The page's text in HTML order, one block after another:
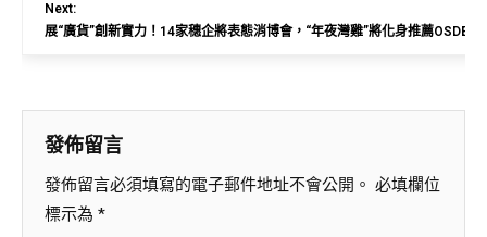
Next:
展“廣貨”創新實力！14家穗企將表態消博會，“年夜灣雞”將化身推薦OSDER
發佈留言
發佈留言必須填寫的電子郵件地址不會公開。 必填欄位
標示為 *